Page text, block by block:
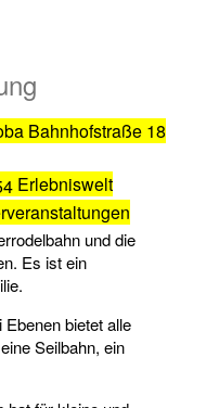
Bahnhofstraße 18
Erlebniswelt
und die
Es ist ein
bietet alle
Seilbahn, ein